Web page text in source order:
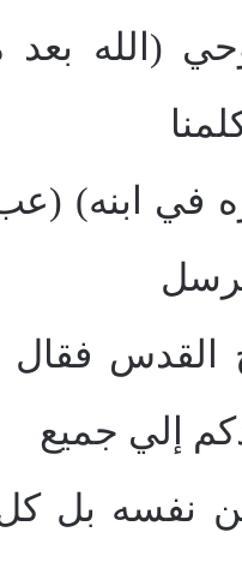
(الله بعد
القدس
إلي جميع
من نفسه بل